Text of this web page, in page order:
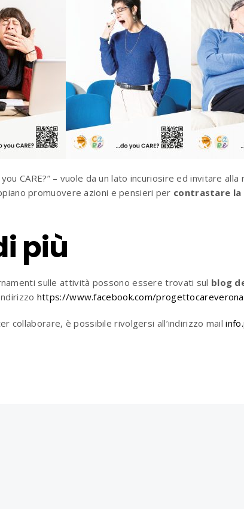
CARE?” – vuole da un lato incuriosire ed invitare
promuovere azioni e pensieri per contrastare
più
sulle attività possono essere trovati sul blog
https://www.facebook.com/progettocareverona
collaborare, è possibile rivolgersi all’indirizzo mail